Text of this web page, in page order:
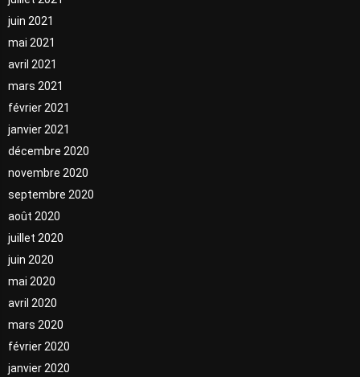
juin 2021
mai 2021
avril 2021
mars 2021
février 2021
janvier 2021
décembre 2020
novembre 2020
septembre 2020
août 2020
juillet 2020
juin 2020
mai 2020
avril 2020
mars 2020
février 2020
janvier 2020